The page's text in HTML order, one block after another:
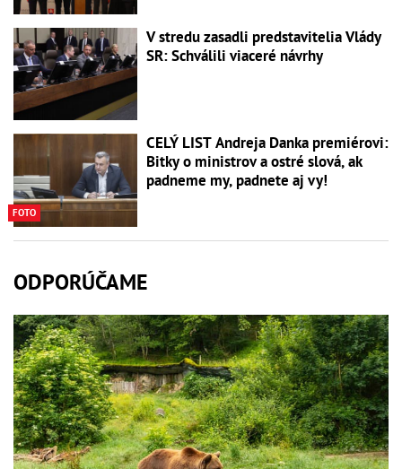
V stredu zasadli predstavitelia Vlády
SR: Schválili viaceré návrhy
FOTO
CELÝ LIST Andreja Danka premiérovi:
Bitky o ministrov a ostré slová, ak
padneme my, padnete aj vy!
ODPORÚČAME